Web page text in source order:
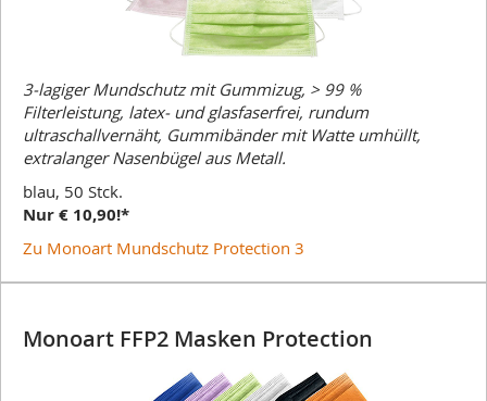
3-lagiger Mundschutz mit Gummizug, > 99 %
Filterleistung, latex- und glasfaserfrei, rundum
ultraschallvernäht, Gummibänder mit Watte umhüllt,
extralanger Nasenbügel aus Metall.
blau, 50 Stck.
Nur € 10,90!*
Zu Monoart Mundschutz Protection 3
Monoart FFP2 Masken Protection